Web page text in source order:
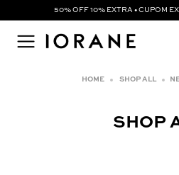
50% OFF 10% EXTRA • CUPOM
SHOP ALL
SHOP